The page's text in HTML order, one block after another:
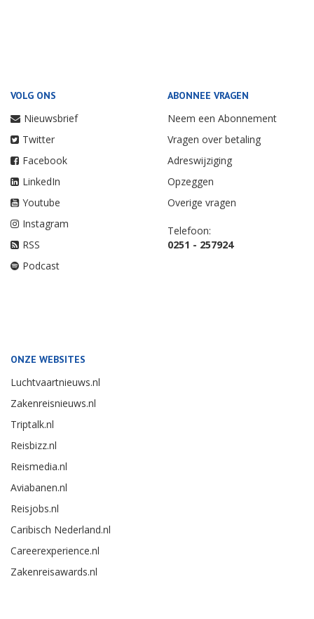
VOLG ONS
Nieuwsbrief
Twitter
Facebook
LinkedIn
Youtube
Instagram
RSS
Podcast
ABONNEE VRAGEN
Neem een Abonnement
Vragen over betaling
Adreswijziging
Opzeggen
Overige vragen
Telefoon:
0251 - 257924
ONZE WEBSITES
Luchtvaartnieuws.nl
Zakenreisnieuws.nl
Triptalk.nl
Reisbizz.nl
Reismedia.nl
Aviabanen.nl
Reisjobs.nl
Caribisch Nederland.nl
Careerexperience.nl
Zakenreisawards.nl